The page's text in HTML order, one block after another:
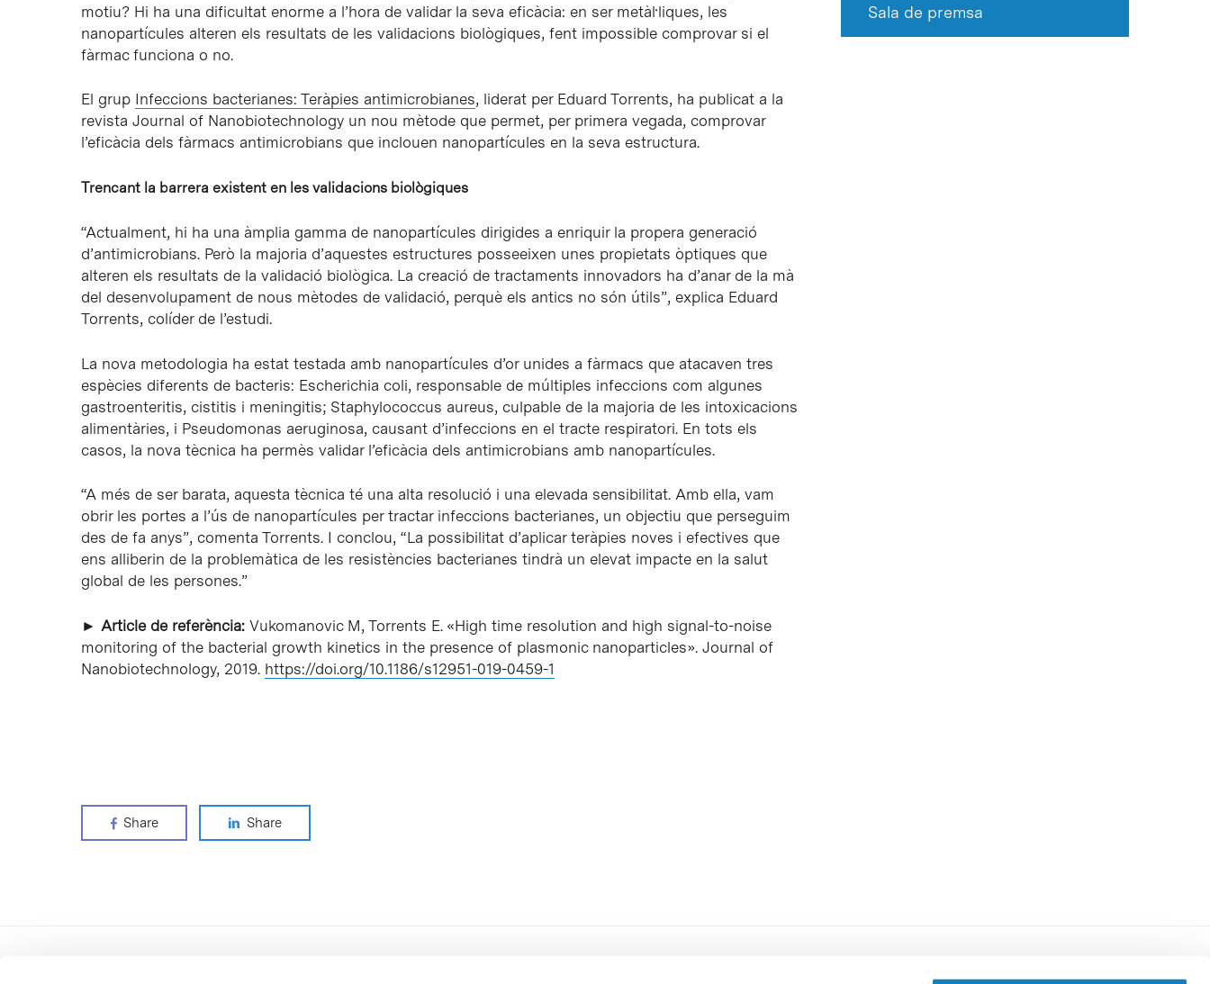
motiu? Hi ha una dificultat enorme a l’hora de validar la seva eficàcia: en ser metàl·liques, les
nanopartícules alteren els resultats de les validacions biològiques, fent impossible comprovar si el
fàrmac funciona o no.
El grup Infeccions bacterianes: Teràpies antimicrobianes, liderat per Eduard Torrents, ha publicat a la
revista Journal of Nanobiotechnology un nou mètode que permet, per primera vegada, comprovar
l’eficàcia dels fàrmacs antimicrobians que inclouen nanopartícules en la seva estructura.
Trencant la barrera existent en les validacions biològiques
“Actualment, hi ha una àmplia gamma de nanopartícules dirigides a enriquir la propera generació
d’antimicrobians. Però la majoria d’aquestes estructures posseeixen unes propietats òptiques que
alteren els resultats de la validació biològica. La creació de tractaments innovadors ha d’anar de la mà
del desenvolupament de nous mètodes de validació, perquè els antics no són útils”, explica Eduard
Torrents, colíder de l’estudi.
La nova metodologia ha estat testada amb nanopartícules d’or unides a fàrmacs que atacaven tres
espècies diferents de bacteris: Escherichia coli, responsable de múltiples infeccions com algunes
gastroenteritis, cistitis i meningitis; Staphylococcus aureus, culpable de la majoria de les intoxicacions
alimentàries, i Pseudomonas aeruginosa, causant d’infeccions en el tracte respiratori. En tots els
casos, la nova tècnica ha permès validar l’eficàcia dels antimicrobians amb nanopartícules.
“A més de ser barata, aquesta tècnica té una alta resolució i una elevada sensibilitat. Amb ella, vam
obrir les portes a l’ús de nanopartícules per tractar infeccions bacterianes, un objectiu que perseguim
des de fa anys”, comenta Torrents. I conclou, “La possibilitat d’aplicar teràpies noves i efectives que
ens alliberin de la problemàtica de les resistències bacterianes tindrà un elevat impacte en la salut
global de les persones.”
► Article de referència: Vukomanovic M, Torrents E. «High time resolution and high signal-to-noise
monitoring of the bacterial growth kinetics in the presence of plasmonic nanoparticles». Journal of
Nanobiotechnology, 2019. https://doi.org/10.1186/s12951-019-0459-1
Share Share
Sala de premsa